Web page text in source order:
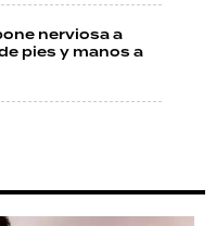
nerviosa a
pies y manos a